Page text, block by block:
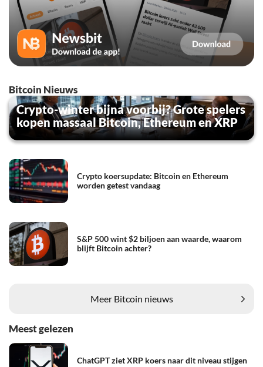
Bitcoin Nieuws
Crypto-winter bijna voorbij? Grote spelers
kopen massaal Bitcoin, Ethereum en XRP
Crypto koersupdate: Bitcoin en Ethereum
worden getest vandaag
S&P 500 wint $2 biljoen aan waarde, waarom
blijft Bitcoin achter?
Meer Bitcoin nieuws
Meest gelezen
ChatGPT ziet XRP koers naar dit niveau stijgen